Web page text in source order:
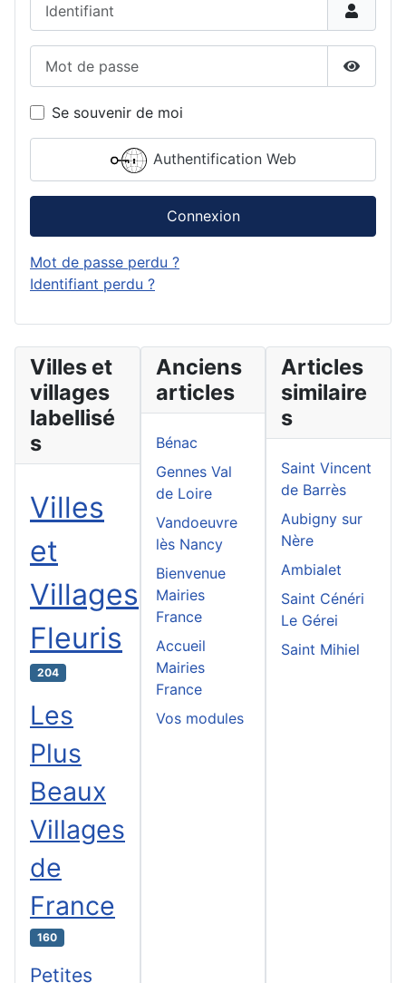
Se souvenir de moi
Authentification Web
Connexion
Mot de passe perdu ?
Identifiant perdu ?
Villes et
villages
labellisé
s
Villes
et
Villages
Fleuris
204
Les
Plus
Beaux
Villages
de
France
160
Petites
Anciens
articles
Bénac
Gennes Val
de Loire
Vandoeuvre
lès Nancy
Bienvenue
Mairies
France
Accueil
Mairies
France
Vos modules
Articles
similaire
s
Saint Vincent
de Barrès
Aubigny sur
Nère
Ambialet
Saint Cénéri
Le Gérei
Saint Mihiel